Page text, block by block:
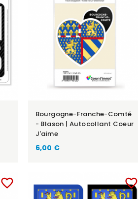
Bourgogne-Franche-Comté
- Blason | Autocollant Coeur
J'aime
6,00 €
favorite_border favorite_border